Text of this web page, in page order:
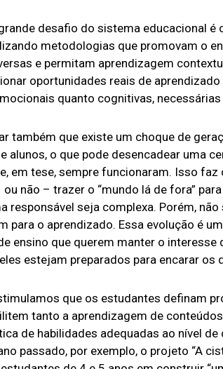
desafio do sistema educacional
metodologias que promovam o
e permitam aprendizagem
oportunidades reais de
quanto cognitivas,
também que existe um choque de
alunos, o que pode desencadear uma
em tese, sempre funcionaram. Isso
não – trazer o “mundo lá de fora”
responsável seja complexa. Porém,
para o aprendizado. Essa evolução é
ensino que querem manter o interesse
estejam preparados para encarar os
que os estudantes definam
tanto a aprendizagem de
de habilidades adequadas ao nível
passado, por exemplo, o projeto “A